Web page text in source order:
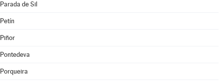
Parada de Sil
Petín
Piñor
Pontedeva
Porqueira